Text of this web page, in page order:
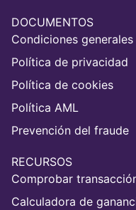
DOCUMENTOS
Condiciones generales
Política de privacidad
Política de cookies
Política AML
Prevención del fraude
RECURSOS
Comprobar
Calculadora de